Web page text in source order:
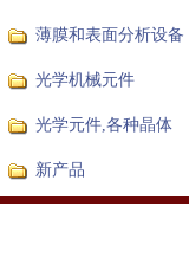
薄膜和表面分析设备
光学机械元件
光学元件,各种晶体
新产品